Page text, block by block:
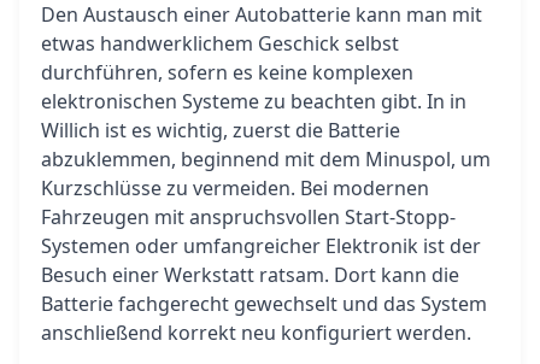
Den Austausch einer Autobatterie kann man mit
etwas handwerklichem Geschick selbst
durchführen, sofern es keine komplexen
elektronischen Systeme zu beachten gibt. In in
Willich ist es wichtig, zuerst die Batterie
abzuklemmen, beginnend mit dem Minuspol, um
Kurzschlüsse zu vermeiden. Bei modernen
Fahrzeugen mit anspruchsvollen Start-Stopp-
Systemen oder umfangreicher Elektronik ist der
Besuch einer Werkstatt ratsam. Dort kann die
Batterie fachgerecht gewechselt und das System
anschließend korrekt neu konfiguriert werden.